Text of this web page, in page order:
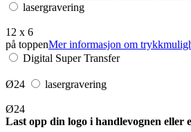
lasergravering
12 x 6
på toppenMer informasjon om
Digital Super Transfer
Ø24 lasergravering
Ø24
Last opp din logo i handlevognen eller